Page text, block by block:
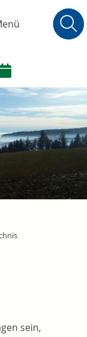
sein,